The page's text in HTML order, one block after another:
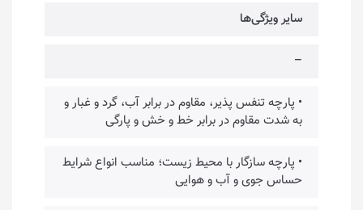
سایر ویژگی‌ها
–
• پارچه تنفس پذیر، مقاوم در برابر آب، گرد و غبار و
به شدت مقاوم در برابر خط و خش و پارگی
• پارچه سازگار با محیط زیست؛ مناسب انواع شرایط
حساس جوی و آب و هوایی